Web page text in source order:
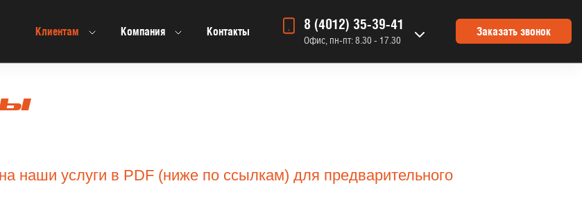
Клиентам Компания Контакты 8 (4012) 35-39-41
Офис, пн-пт: 8.30 - 17.30
Заказать звонок
наши услуги в PDF (ниже по ссылкам) для предварительного